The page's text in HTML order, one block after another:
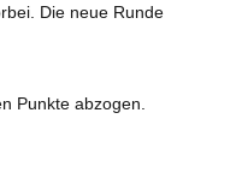
Die neue Runde
Punkte abzogen.